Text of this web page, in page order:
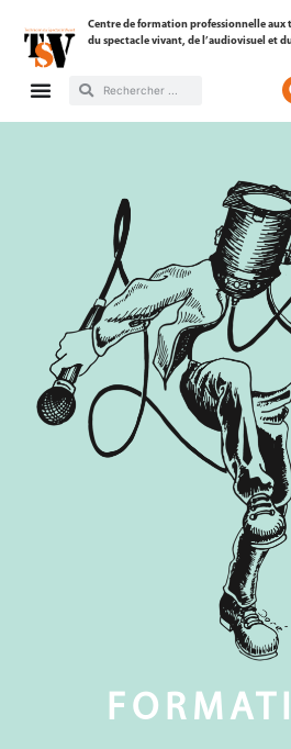
Centre de formation professionnelle aux
du spectacle vivant, de l’audiovisuel et